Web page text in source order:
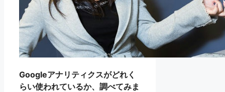
Googleアナリティクスがどれく
らい使われているか、調べてみま